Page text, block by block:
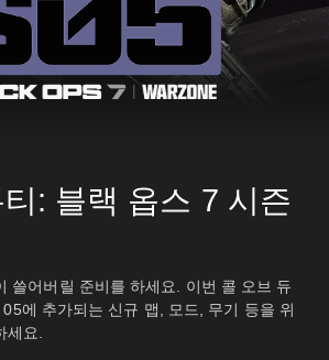
: 블랙 옵스 7 시즌
쓸어버릴 준비를 하세요. 이번 콜 오브 듀
에 추가되는 신규 맵, 모드, 무기 등을 위
요.